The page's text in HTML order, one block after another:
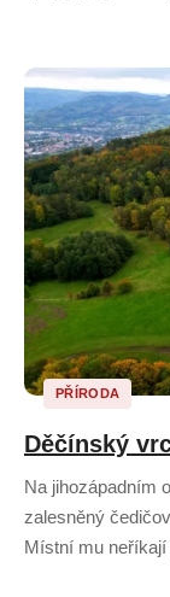
PŘÍRODA
Děčínský
Na jihozápadním
zalesněný
Místní mu